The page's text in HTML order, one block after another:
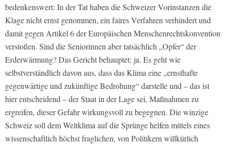
bedenkenswert: In der Tat haben die Schweizer Vorinstanzen die
Klage nicht ernst genommen, ein faires Verfahren verhindert und
damit gegen Artikel 6 der Europäischen Menschenrechtskonvention
verstoßen. Sind die Seniorinnen aber tatsächlich „Opfer“ der
Erderwärmung? Das Gericht behauptet: ja. Es geht wie
selbstverständlich davon aus, dass das Klima eine „ernsthafte
gegenwärtige und zukünftige Bedrohung“ darstelle und – das ist
hier entscheidend – der Staat in der Lage sei, Maßnahmen zu
ergreifen, dieser Gefahr wirkungsvoll zu begegnen. Die winzige
Schweiz soll dem Weltklima auf die Sprünge helfen mittels eines
wissenschaftlich höchst fraglichen, von Politikern willkürlich